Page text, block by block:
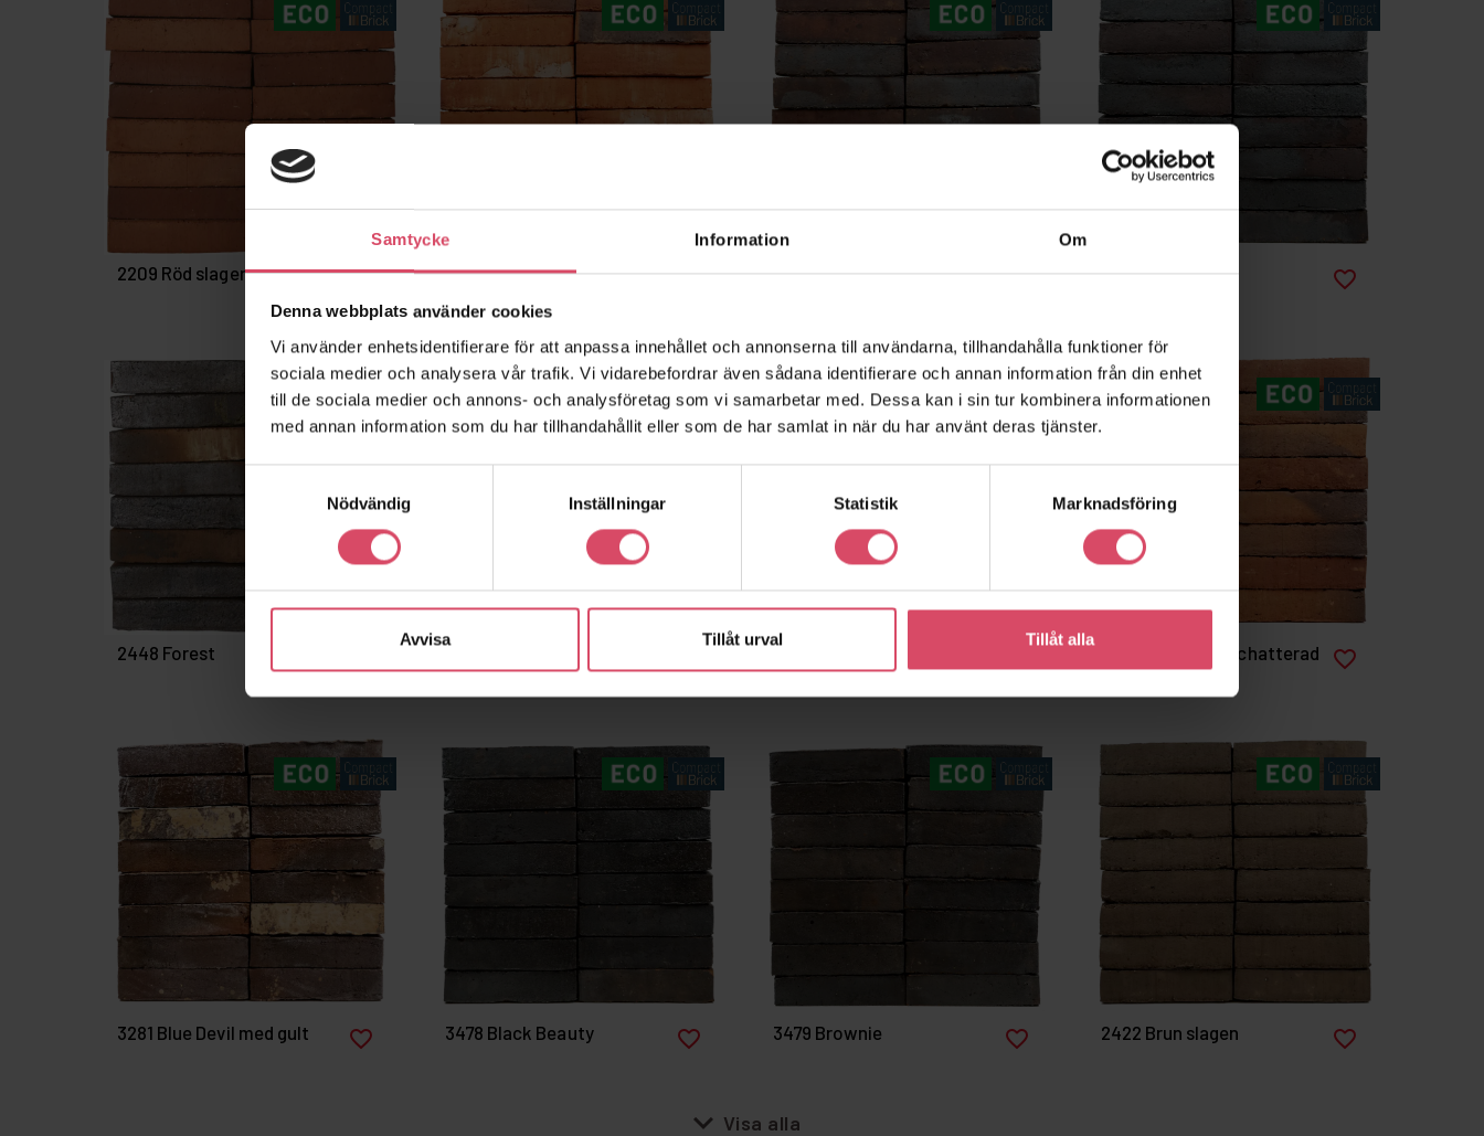
Samtycke Information Om
Denna webbplats använder cookies
Vi använder enhetsidentifierare för att anpassa innehållet och annonserna till användarna, tillhandahålla funktioner för
sociala medier och analysera vår trafik. Vi vidarebefordrar även sådana identifierare och annan information från din enhet
till de sociala medier och annons- och analysföretag som vi samarbetar med. Dessa kan i sin tur kombinera informationen
med annan information som du har tillhandahållit eller som de har samlat in när du har använt deras tjänster.
Nödvändig
Inställningar Statistik Marknadsföring
Avvisa Tillåt urval Tillåt alla
favorite_border
2209 Röd slagen - Multiröd favorite_border
2283 Sunset favorite_border
2445 Persa favorite_border
2446 Persa Hard
2448 Forest 2478 Brown Devil 3208 Röd slagen favorite_border
3279 Mörkröd - Schatterad
favorite_border
3281 Blue Devil med gult favorite_border
3478 Black Beauty favorite_border
3479 Brownie favorite_border
2422 Brun slagen
expand_more Visa alla